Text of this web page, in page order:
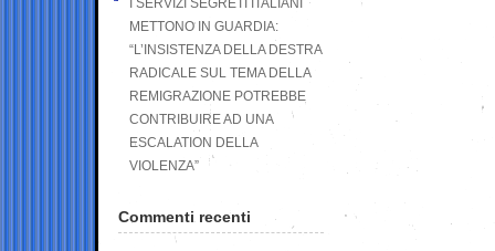
I SERVIZI SEGRETI ITALIANI
METTONO IN GUARDIA:
“L’INSISTENZA DELLA DESTRA
RADICALE SUL TEMA DELLA
REMIGRAZIONE POTREBBE
CONTRIBUIRE AD UNA
ESCALATION DELLA
VIOLENZA”
Commenti recenti